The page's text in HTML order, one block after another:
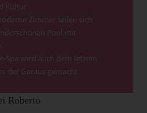
Kultur
Zimmer teilen sich
Pool mit
Spa wird auch dem letzten
der Garaus gemacht
Roberto